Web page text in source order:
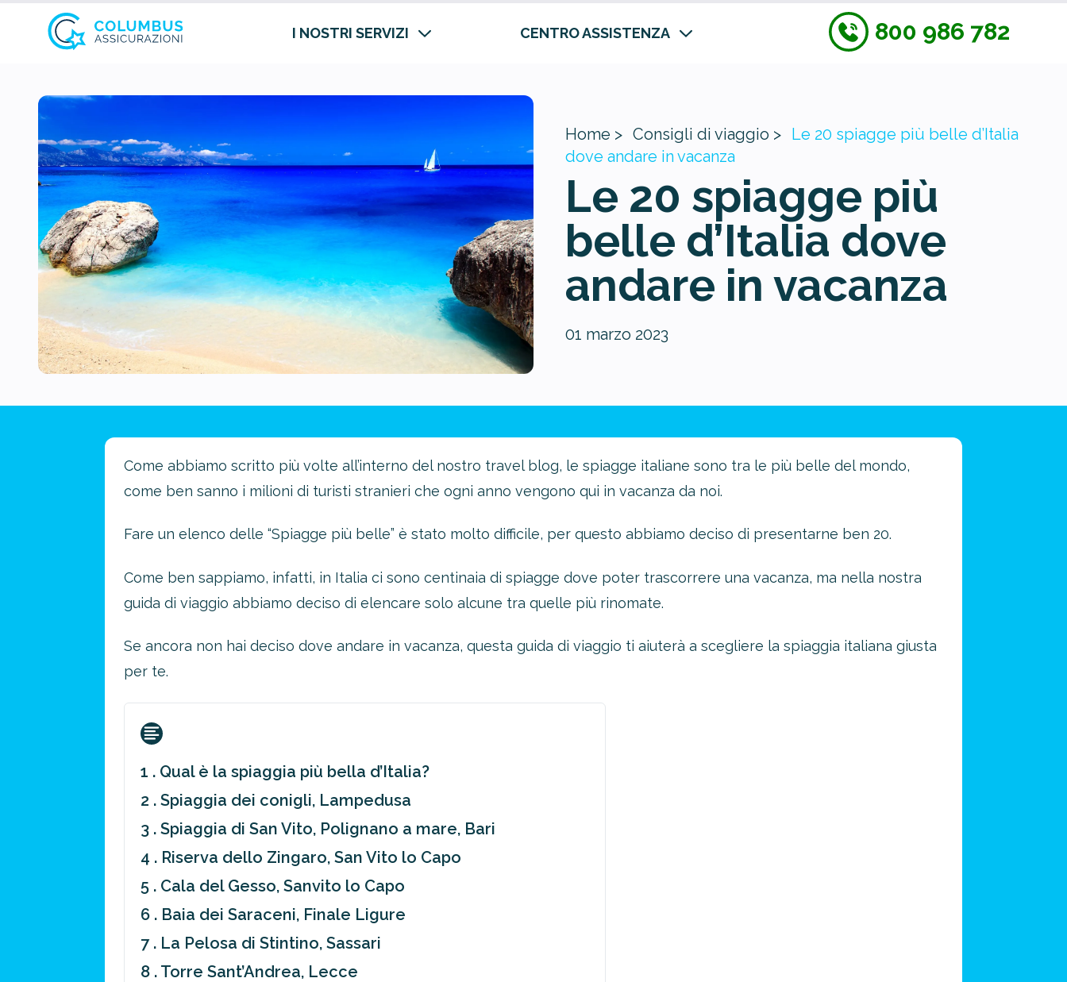
I NOSTRI SERVIZI CENTRO ASSISTENZA 800 986 782
Home > Consigli di viaggio >
Le 20 spiagge più belle d’Italia
dove andare in vacanza
Le 20 spiagge più
belle d’Italia dove
andare in vacanza
01 marzo 2023
Come abbiamo scritto più volte all’interno del nostro travel blog, le spiagge italiane sono tra le più belle del mondo,
come ben sanno i milioni di turisti stranieri che ogni anno vengono qui in vacanza da noi.
Fare un elenco delle “Spiagge più belle” è stato molto difficile, per questo abbiamo deciso di presentarne ben 20.
Come ben sappiamo, infatti, in Italia ci sono centinaia di spiagge dove poter trascorrere una vacanza, ma nella nostra
guida di viaggio abbiamo deciso di elencare solo alcune tra quelle più rinomate.
Se ancora non hai deciso dove andare in vacanza, questa guida di viaggio ti aiuterà a scegliere la spiaggia italiana giusta
per te.
1 . Qual è la spiaggia più bella d’Italia?
2 . Spiaggia dei conigli, Lampedusa
3 . Spiaggia di San Vito, Polignano a mare, Bari
4 . Riserva dello Zingaro, San Vito lo Capo
5 . Cala del Gesso, Sanvito lo Capo
6 . Baia dei Saraceni, Finale Ligure
7 . La Pelosa di Stintino, Sassari
8 . Torre Sant’Andrea, Lecce